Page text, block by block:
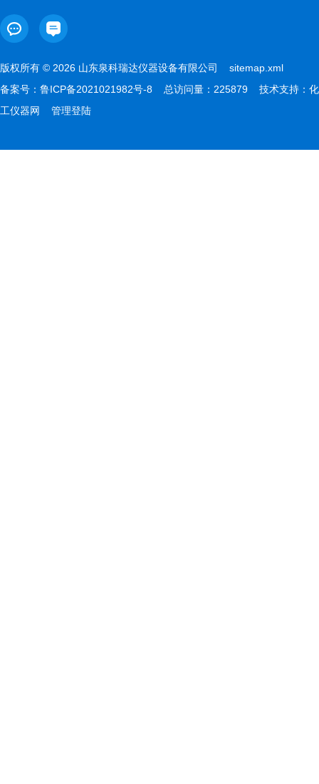
版权所有 © 2026 山东泉科瑞达仪器设备有限公司 sitemap.xml
备案号： 鲁ICP备2021021982号-8 总访问量：225879 技术支持： 化
工仪器网
管理登陆